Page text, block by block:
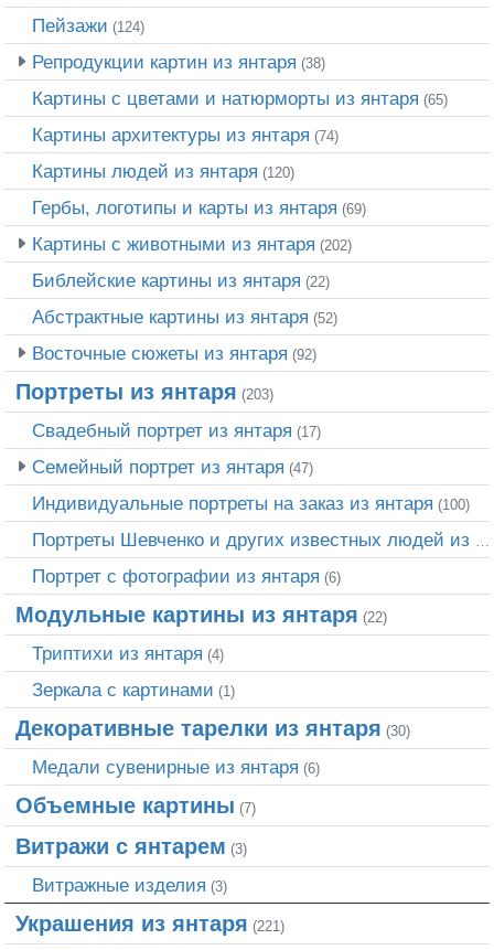
Пейзажи (124)
Репродукции картин из янтаря (38)
Картины с цветами и натюрморты из янтаря (65)
Картины архитектуры из янтаря (74)
Картины людей из янтаря (120)
Гербы, логотипы и карты из янтаря (69)
Картины с животными из янтаря (202)
Библейские картины из янтаря (22)
Абстрактные картины из янтаря (52)
Восточные сюжеты из янтаря (92)
Портреты из янтаря (203)
Свадебный портрет из янтаря (17)
Семейный портрет из янтаря (47)
Индивидуальные портреты на заказ из янтаря (100)
Портреты Шевченко и других известных людей из янтаря
Портрет c фотографии из янтаря (6)
Модульные картины из янтаря (22)
Триптихи из янтаря (4)
Зеркала с картинами (1)
Декоративные тарелки из янтаря (30)
Медали сувенирные из янтаря (6)
Объемные картины (7)
Витражи с янтарем (3)
Витражные изделия (3)
Украшения из янтаря (221)